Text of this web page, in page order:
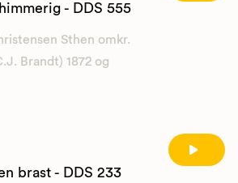
- DDS 555
Sthen omkr.
Brandt) 1872 og
brast - DDS 233